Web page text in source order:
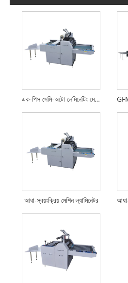
এক-পিস সেমি-অটো লেমিনেটিং মেশিন
আধা-স্বয়ংক্রিয় মেশিন ল্যামিনেটর